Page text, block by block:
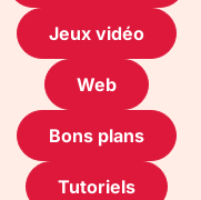
Jeux vidéo
Web
Bons plans
Tutoriels